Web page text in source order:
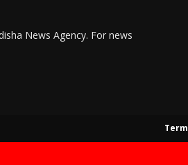
News Agency. For news